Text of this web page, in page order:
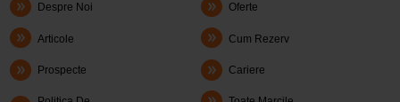
Despre Noi Oferte
Articole Cum Rezerv
Prospecte Cariere